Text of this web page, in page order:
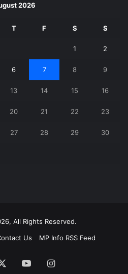
2026
T F S S
1 2
6 7 8 9
13 14 15 16
20 21 22 23
27 28 29 30
All Rights Reserved.
Us MP Info RSS Feed
YouTubeInstagram